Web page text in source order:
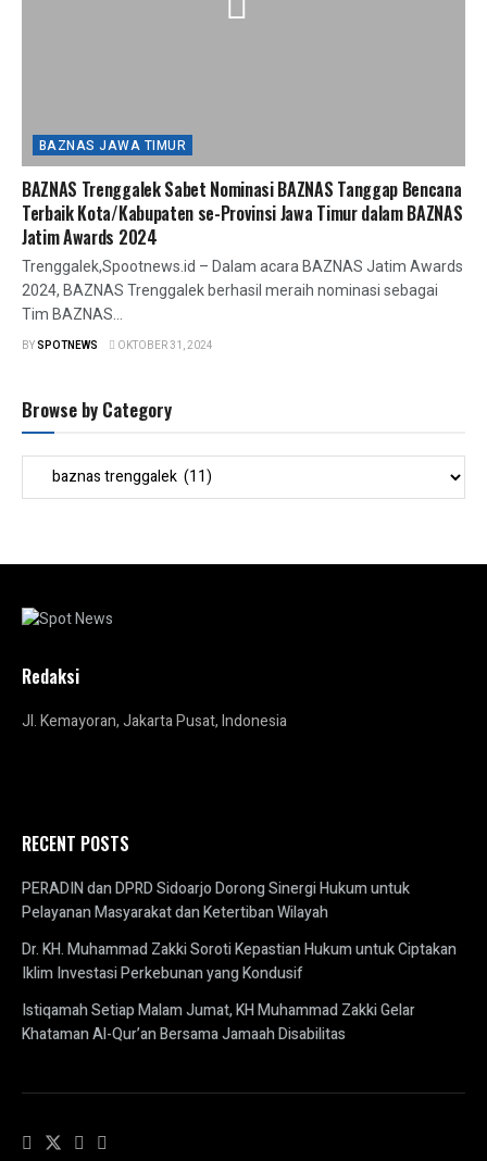
BAZNAS JAWA TIMUR
BAZNAS Trenggalek Sabet Nominasi BAZNAS Tanggap Bencana
Terbaik Kota/Kabupaten se-Provinsi Jawa Timur dalam BAZNAS
Jatim Awards 2024
Trenggalek,Spootnews.id – Dalam acara BAZNAS Jatim Awards
2024, BAZNAS Trenggalek berhasil meraih nominasi sebagai
Tim BAZNAS...
BYSPOTNEWS OKTOBER 31, 2024
Browse by Category
Browse
Redaksi
Jl. Kemayoran, Jakarta Pusat, Indonesia
RECENT POSTS
PERADIN dan DPRD Sidoarjo Dorong Sinergi Hukum untuk
Pelayanan Masyarakat dan Ketertiban Wilayah
Dr. KH. Muhammad Zakki Soroti Kepastian Hukum untuk Ciptakan
Iklim Investasi Perkebunan yang Kondusif
Istiqamah Setiap Malam Jumat, KH Muhammad Zakki Gelar
Khataman Al-Qur’an Bersama Jamaah Disabilitas